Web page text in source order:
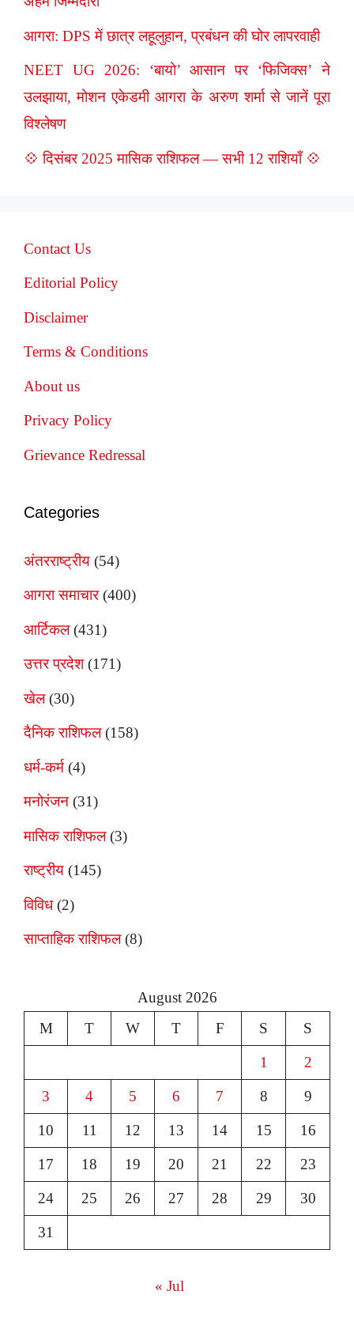
आगरा: DPS में छात्र लहूलुहान, प्रबंधन की घोर लापरवाही
NEET UG 2026: ‘बायो’ आसान पर ‘फिजिक्स’ ने
उलझाया, मोशन एकेडमी आगरा के अरुण शर्मा से जानें पूरा
विश्लेषण
💠 दिसंबर 2025 मासिक राशिफल — सभी 12 राशियाँ 💠
Contact Us
Editorial Policy
Disclaimer
Terms & Conditions
About us
Privacy Policy
Grievance Redressal
Categories
अंतरराष्ट्रीय (54)
आगरा समाचार(400)
आर्टिकल(431)
उत्तर प्रदेश(171)
खेल(30)
दैनिक राशिफल(158)
धर्म-कर्म (4)
मनोरंजन (31)
मासिक राशिफल(3)
राष्ट्रीय (145)
विविध(2)
साप्ताहिक राशिफल(8)
August 2026
M
T W T F S S
1 2
3 4 5 6 7 8 9
10 11 12 13 14 15 16
17 18 19 20 21 22 23
24 25 26 27 28 29 30
31
« Jul